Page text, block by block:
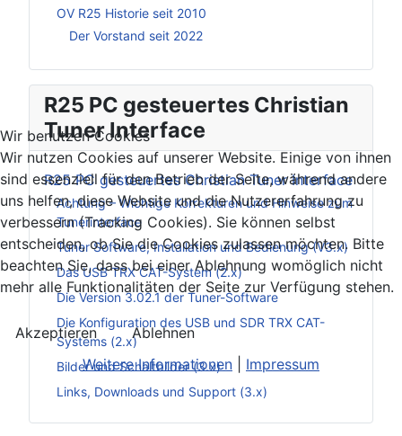
OV R25 Historie seit 2010
Der Vorstand seit 2022
R25 PC gesteuertes Christian
Tuner Interface
R25 PC gesteuertes Christian Tuner Interface
Achtung – Wichtige Korrekturen und Hinweise zum
Tunerinterface
Tuner Software, Installation und Bedienung (V3.x)
Das USB TRX CAT-System (2.x)
Die Version 3.02.1 der Tuner-Software
Die Konfiguration des USB und SDR TRX CAT-
Systems (2.x)
Bilder und Schaltbilder (3.x)
Links, Downloads und Support (3.x)
Wir benutzen Cookies
Wir nutzen Cookies auf unserer Website. Einige von ihnen
sind essenziell für den Betrieb der Seite, während andere
uns helfen, diese Website und die Nutzererfahrung zu
verbessern (Tracking Cookies). Sie können selbst
entscheiden, ob Sie die Cookies zulassen möchten. Bitte
beachten Sie, dass bei einer Ablehnung womöglich nicht
mehr alle Funktionalitäten der Seite zur Verfügung stehen.
Akzeptieren
Ablehnen
Weitere Informationen
Impressum